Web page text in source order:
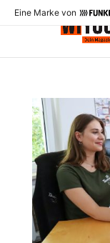
Eine Marke von